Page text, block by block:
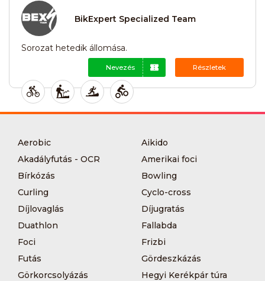
BikExpert Specialized Team
Sorozat hetedik állomása.
Nevezés Részletek
Aerobic
Aikido
Akadályfutás - OCR
Amerikai foci
Bírkózás
Bowling
Curling
Cyclo-cross
Díjlovaglás
Díjugratás
Duathlon
Fallabda
Foci
Frizbi
Futás
Gördeszkázás
Görkorcsolyázás
Hegyi Kerékpár túra